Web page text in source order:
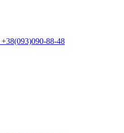
+38(093)090-88-48